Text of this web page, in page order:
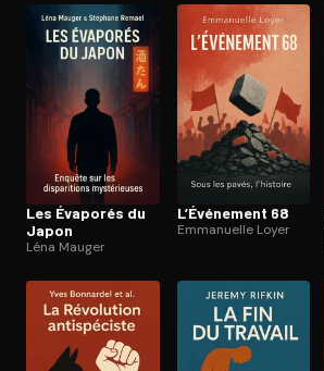
Les Évaporés du
Japon
Léna Mauger
L’Événement 68
Emmanuelle Loyer